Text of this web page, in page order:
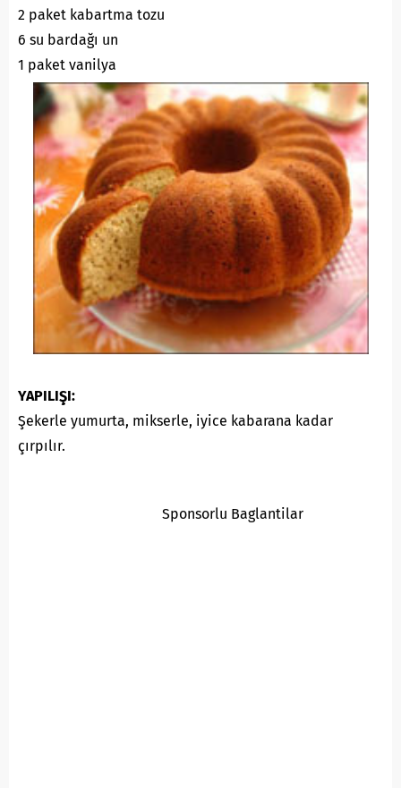
2 paket kabartma tozu
6 su bardağı un
1 paket vanilya
YAPILIŞI:
Şekerle yumurta, mikserle, iyice kabarana kadar
çırpılır.
Sponsorlu Baglantilar